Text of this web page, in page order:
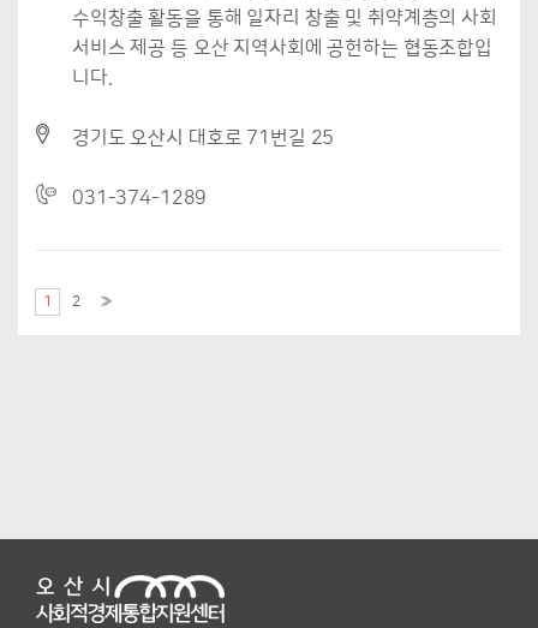
수익창출 활동을 통해 일자리 창출 및 취약계층의 사회
서비스 제공 등 오산 지역사회에 공헌하는 협동조합입
니다.
경기도 오산시 대호로 71번길 25
031-374-1289
1 2 »